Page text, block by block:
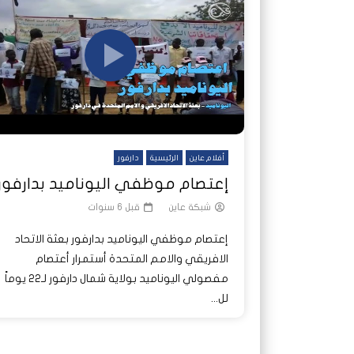
شاهد
عملتان وتطبيق مصرفي واحد.. كيف
تشظى النظام المصرفي في حرب
السودان؟
تصدر
ديون
شاهد
عملتان وتطبيق مصرفي واحد.. كيف
تشظى النظام المصرفي في حرب
السودان؟
هجمات
على
أفلام عاين الرئيسية دارفور
إعتصام موظفي اليوناميد
شبكة عاين قبل 6 سنوات
إعتصام موظفي اليوناميد بدارفور بعثة الاتحاد
الافريقي والامم المتحدة أستمرار أعتصام
مفصولي اليوناميد بولاية شمال دارفور لـ22 يوماً
لل...